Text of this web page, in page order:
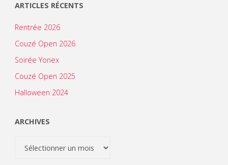
ARTICLES RÉCENTS
Rentrée 2026
Couzé Open 2026
Soirée Yonex
Couzé Open 2025
Halloween 2024
ARCHIVES